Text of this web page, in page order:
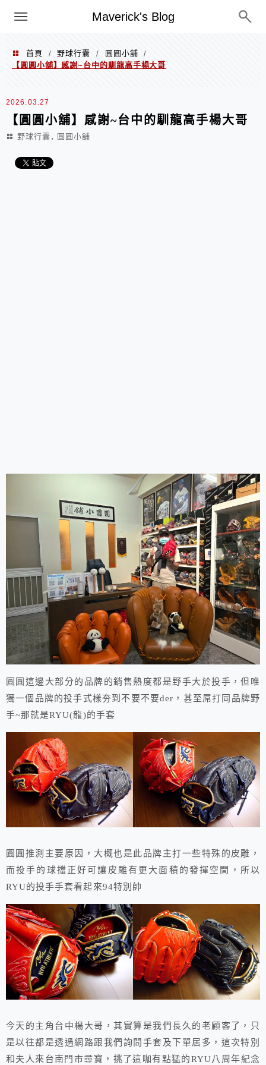
Maverick's Blog
Menu
首頁 / 野球行囊 / 圓圓小舖
/
【圓圓小舖】感謝~台中的馴龍高手楊大哥
2026.03.27
【圓圓小舖】感謝~台中的馴龍高手楊大哥
野球行囊 , 圓圓小舖
圓圓這邊大部分的品牌的銷售熱度都是野手大於投手，但唯
獨一個品牌的投手式樣夯到不要不要der，甚至屌打同品牌野
手~那就是RYU(龍)的手套
圓圓推測主要原因，大概也是此品牌主打一些特殊的皮雕，
而投手的球擋正好可讓皮雕有更大面積的發揮空間，所以
RYU的投手手套看起來94特別帥
今天的主角台中楊大哥，其實算是我們長久的老顧客了，只
是以往都是透過網路跟我們詢問手套及下單居多，這次特別
和夫人來台南門市尋寶，挑了這咖有點猛的RYU八周年紀念